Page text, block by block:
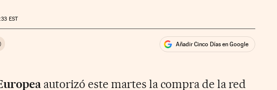
EST
Twitter
Redes Sociales
a los comentarios Añadir Cinco Días en Google
autorizó este martes la compra de la red